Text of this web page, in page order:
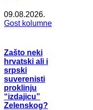
09.08.2026.
Gost kolumne
Zašto neki
hrvatski ali i
srpski
suverenisti
proklinju
“izdajicu”
Zelenskog?